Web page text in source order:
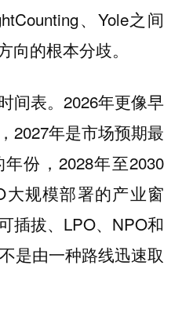
、Yole之间
向的根本分歧。
间表。2026年更像早
2027年是市场预期最
份，2028年至2030
规模部署的产业窗
插拔、LPO、NPO和
是由一种路线迅速取